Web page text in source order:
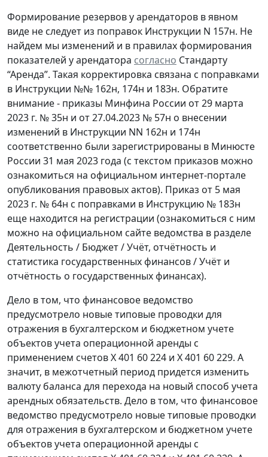
Формирование резервов у арендаторов в явном
виде не следует из поправок Инструкции N 157н. Не
найдем мы изменений и в правилах формирования
показателей у арендатора согласно Стандарту
“Аренда”. Такая корректировка связана с поправками
в Инструкции №№ 162н, 174н и 183н. Обратите
внимание - приказы Минфина России от 29 марта
2023 г. № 35н и от 27.04.2023 № 57н о внесении
изменений в Инструкции NN 162н и 174н
соответственно были зарегистрированы в Минюсте
России 31 мая 2023 года (с текстом приказов можно
ознакомиться на официальном интернет-портале
опубликования правовых актов). Приказ от 5 мая
2023 г. № 64н с поправками в Инструкцию № 183н
еще находится на регистрации (ознакомиться с ним
можно на официальном сайте ведомства в разделе
Деятельность / Бюджет / Учёт, отчётность и
статистика государственных финансов / Учёт и
отчётность о государственных финансах).
Дело в том, что финансовое ведомство
предусмотрело новые типовые проводки для
отражения в бухгалтерском и бюджетном учете
объектов учета операционной аренды с
применением счетов Х 401 60 224 и Х 401 60 229. А
значит, в межотчетный период придется изменить
валюту баланса для перехода на новый способ учета
арендных обязательств. Дело в том, что финансовое
ведомство предусмотрело новые типовые проводки
для отражения в бухгалтерском и бюджетном учете
объектов учета операционной аренды с